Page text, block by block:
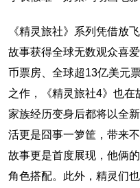
《精灵旅社》系列凭借放
故事获得全球无数观众喜
币票房、全球超13亿美元
之作，《精灵旅社4》也在
家族经历变身后都将以全
活更是囧事一箩筐，带来
故事更是首度展现，他俩
角色搭配。此外，精灵们